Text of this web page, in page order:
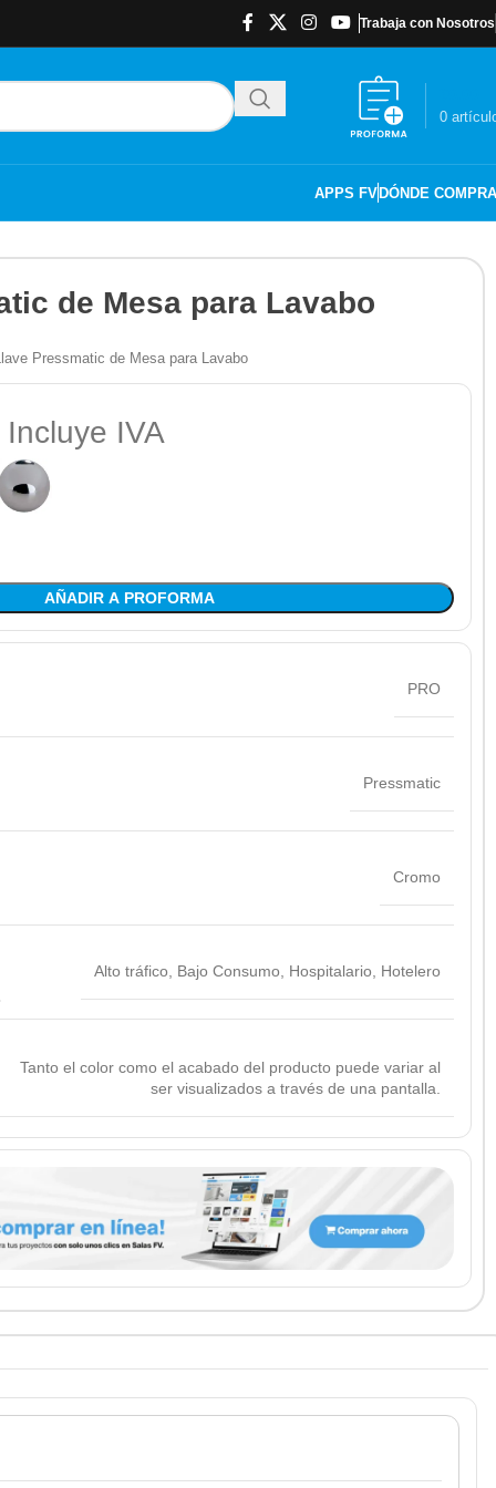
Trabaja con Nosotros
0
APPS FVDÓNDE
de Mesa para Lavabo
Pressmatic de Mesa para Lavabo
Incluye IVA
AÑADIR A PROFORMA
PRO
Pressmatic
Cromo
Alto tráfico Bajo Consumo Hospitalario Hotelero
Tanto el color como el acabado del producto puede variar al
ser visualizados a través de una pantalla.